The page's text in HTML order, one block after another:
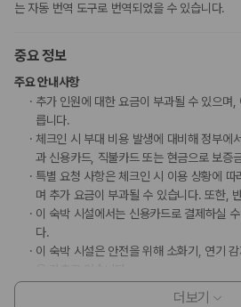
는 자동 번역 도구로 번역되었을 수 있습니다.
중요 정보
주요 안내사항
추가 인원에 대한 요금이 부과될 수 있으며
릅니다.
체크인 시 부대 비용 발생에 대비해 정부에
과 신용카드, 직불카드 또는 현금으로 보증
특별 요청 사항은 체크인 시 이용 상황에
며 추가 요금이 부과될 수 있습니다. 또한,
이 숙박 시설에서는 신용카드로 결제하실
다.
이 숙박 시설은 안전을 위해 소화기, 연기
비대면 체크인, 비대면 체크아웃 서비스를
더보기